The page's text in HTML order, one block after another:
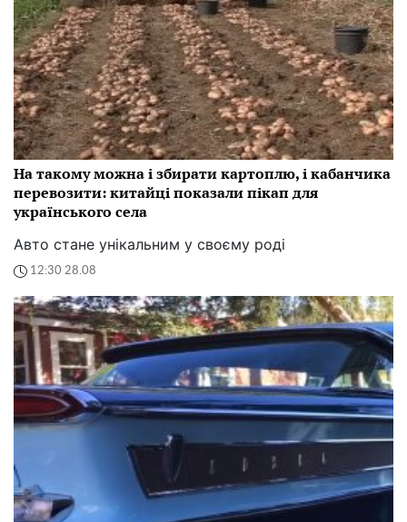
На такому можна і збирати картоплю, і кабанчика
перевозити: китайці показали пікап для
українського села
Авто стане унікальним у своєму роді
12:30 28.08